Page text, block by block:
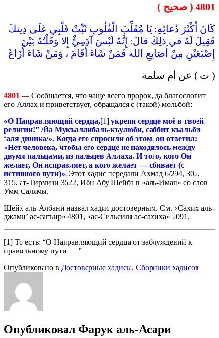
4801 ( صحيح )
كَانَ أَكْثَرَ دُعائِهِ: يَا مُقَلِّبَ الْقُلُوبِ ثَبِّتْ قَلْبِي عَلَى دِينكَ
فَقِيلَ لَهُ في ذلِكَ قالَ: إِنَّهُ لَيْسَ آدَمِيٌّ إِلا وَقَلْبُهُ بَيْنَ
إِصْبَعَيْنِ مِنْ أَصَابِعِ الله فَمَنْ شَاءَ أَقَامَ ، وَمَنْ شَاءَ أَزَاغَ
( ت ) عن أم سلمة
4801 — Сообщается, что чаще всего пророк, да благословит
его Аллах и приветствует, обращался с (такой) мольбой:
«О Направляющий сердца,[1] укрепи сердце моё в твоей
религии!” /Йа Мукъаллибаль-къулюби, саббит къальби
‘аля диника/». Когда его спросили об этом, он ответил:
«Нет человека, чтобы его сердце не находилось между
двумя пальцами, из пальцев Аллаха. И того, кого Он
желает, Он исправляет, а кого желает — сбивает (с
истинного пути)». Этот хадис передали Ахмад 6/294, 302,
315, ат-Тирмизи 3522, Ибн Абу Шейба в «аль-Иман» со слов
Умм Салямы.
Шейх аль-Албани назвал хадис достоверным. См. «Сахих аль-
джами’ ас-сагъир» 4801, «ас-Сильсиля ас-сахиха» 2091.
[1] То есть: “О Направляющий сердца от заблуждений к
правильному пути … ”.
Опубликовано в Достоверные хадисы, Сборники хадисов
Опубликовал Фарук аль-Асари